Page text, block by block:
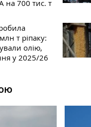
на 700 тис. т
т ріпаку:
олію,
у 2025/26